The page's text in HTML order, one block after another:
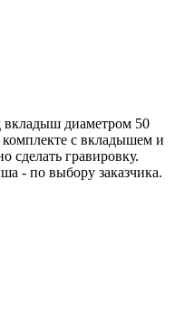
диаметром 50
с вкладышем и
сделать гравировку.
- по выбору заказчика.